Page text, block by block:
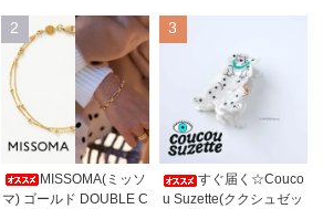
2
MISSOMA(ミッソ
マ) ゴールド DOUBLE C
3
すぐ届く☆Couco
u Suzette(ククシュゼッ